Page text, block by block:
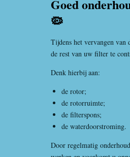
Goed
🦠
Tijdens het vervangen van
de rest van uw filter te
Denk hierbij aan:
de rotor;
de rotorruimte;
de filterspons;
de waterdoorstroming.
Door regelmatig